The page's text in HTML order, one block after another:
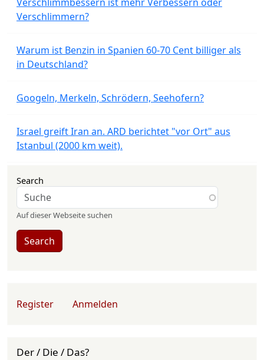
Verschlimmern?
Warum ist Benzin in Spanien 60-70 Cent billiger als
in Deutschland?
Googeln, Merkeln, Schrödern, Seehofern?
Israel greift Iran an. ARD berichtet "vor Ort" aus
Istanbul (2000 km weit).
Search
Auf dieser Webseite suchen
Search
User account menu
Register Anmelden
Der / Die / Das?